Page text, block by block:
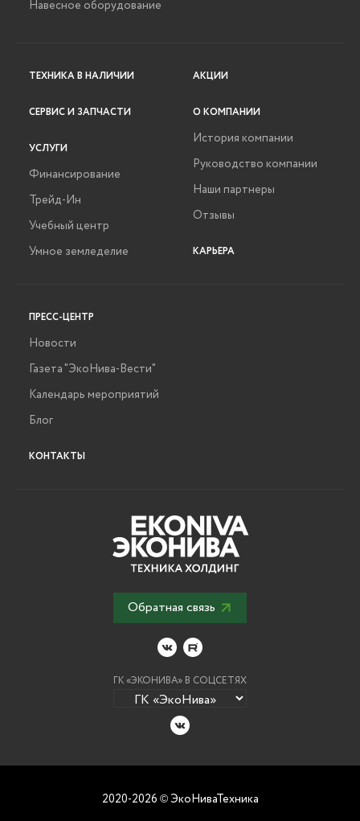
Навесное оборудование
ТЕХНИКА В НАЛИЧИИ
СЕРВИС И ЗАПЧАСТИ
УСЛУГИ
Финансирование
Трейд-Ин
Учебный центр
Умное земледелие
АКЦИИ
О КОМПАНИИ
История компании
Руководство компании
Наши партнеры
Отзывы
КАРЬЕРА
ПРЕСС-ЦЕНТР
Новости
Газета "ЭкоНива-Вести"
Календарь мероприятий
Блог
КОНТАКТЫ
Обратная связь
ГК «ЭКОНИВА» В СОЦСЕТЯХ
2020-2026 ©ЭкоНиваТехника